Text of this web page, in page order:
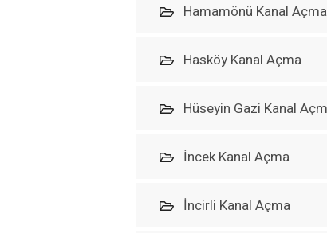
Hamamönü Kanal Açma
Hasköy Kanal Açma
Hüseyin Gazi Kanal
İncek Kanal Açma
İncirli Kanal Açma